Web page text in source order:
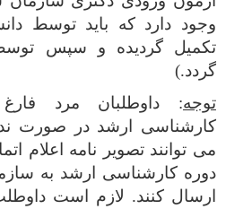
وجود دارد که باید توسط
تکمیل گردیده و سپس
گردد.)
توجه: داوطلبان مرد
کارشناسی ارشد در صورت
می توانند تصویر نامه اعلام
دوره کارشناسی ارشد به
ارسال کنند. لازم است